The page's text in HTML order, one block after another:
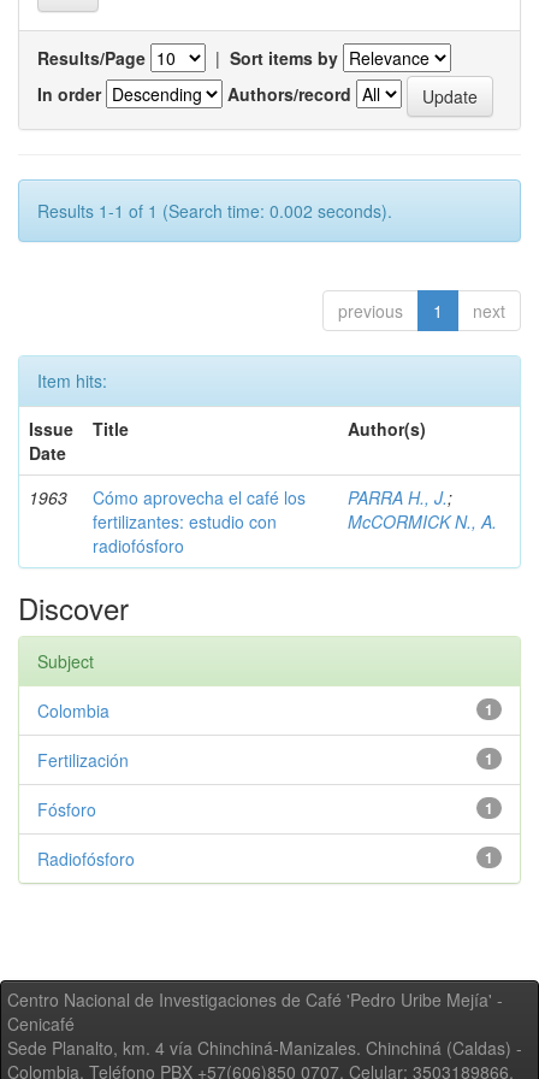
Results/Page | Sort items by
In order
Authors/record
Results 1-1 of 1 (Search time: 0.002 seconds).
previous 1 next
Item hits:
Issue
Date
Title Author(s)
1963
Cómo aprovecha el café los
fertilizantes: estudio con
radiofósforo
PARRA H., J.;
McCORMICK N., A.
Discover
Subject
1
Colombia
1
Fertilización
1
Fósforo
1
Radiofósforo
Centro Nacional de Investigaciones de Café 'Pedro Uribe Mejía' -
Cenicafé
Sede Planalto, km. 4 vía Chinchiná-Manizales. Chinchiná (Caldas) -
Colombia, Teléfono PBX +57(606)850 0707, Celular: 3503189866,